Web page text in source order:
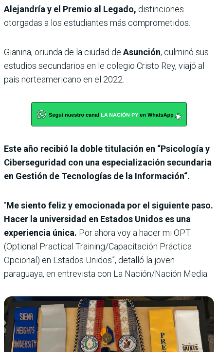
Alejandría y el Premio al Legado, distinciones
otorgadas a los estudiantes más comprometidos.
Gianina, oriunda de la ciudad de Asunción, culminó sus
estudios secundarios en le colegio Cristo Rey, viajó al
país norteamericano en el 2022.
Este año recibió la doble titulación en “Psicología y
Ciberseguridad con una especialización secundaria
en Gestión de Tecnologías de la Información“.
“Me siento feliz y emocionada por el siguiente paso.
Hacer la universidad en Estados Unidos es una
experiencia única. Por ahora voy a hacer mi OPT
(Optional Practical Training/Capacitación Práctica
Opcional) en Estados Unidos”, detalló la joven
paraguaya, en entrevista con La Nación/Nación Media.